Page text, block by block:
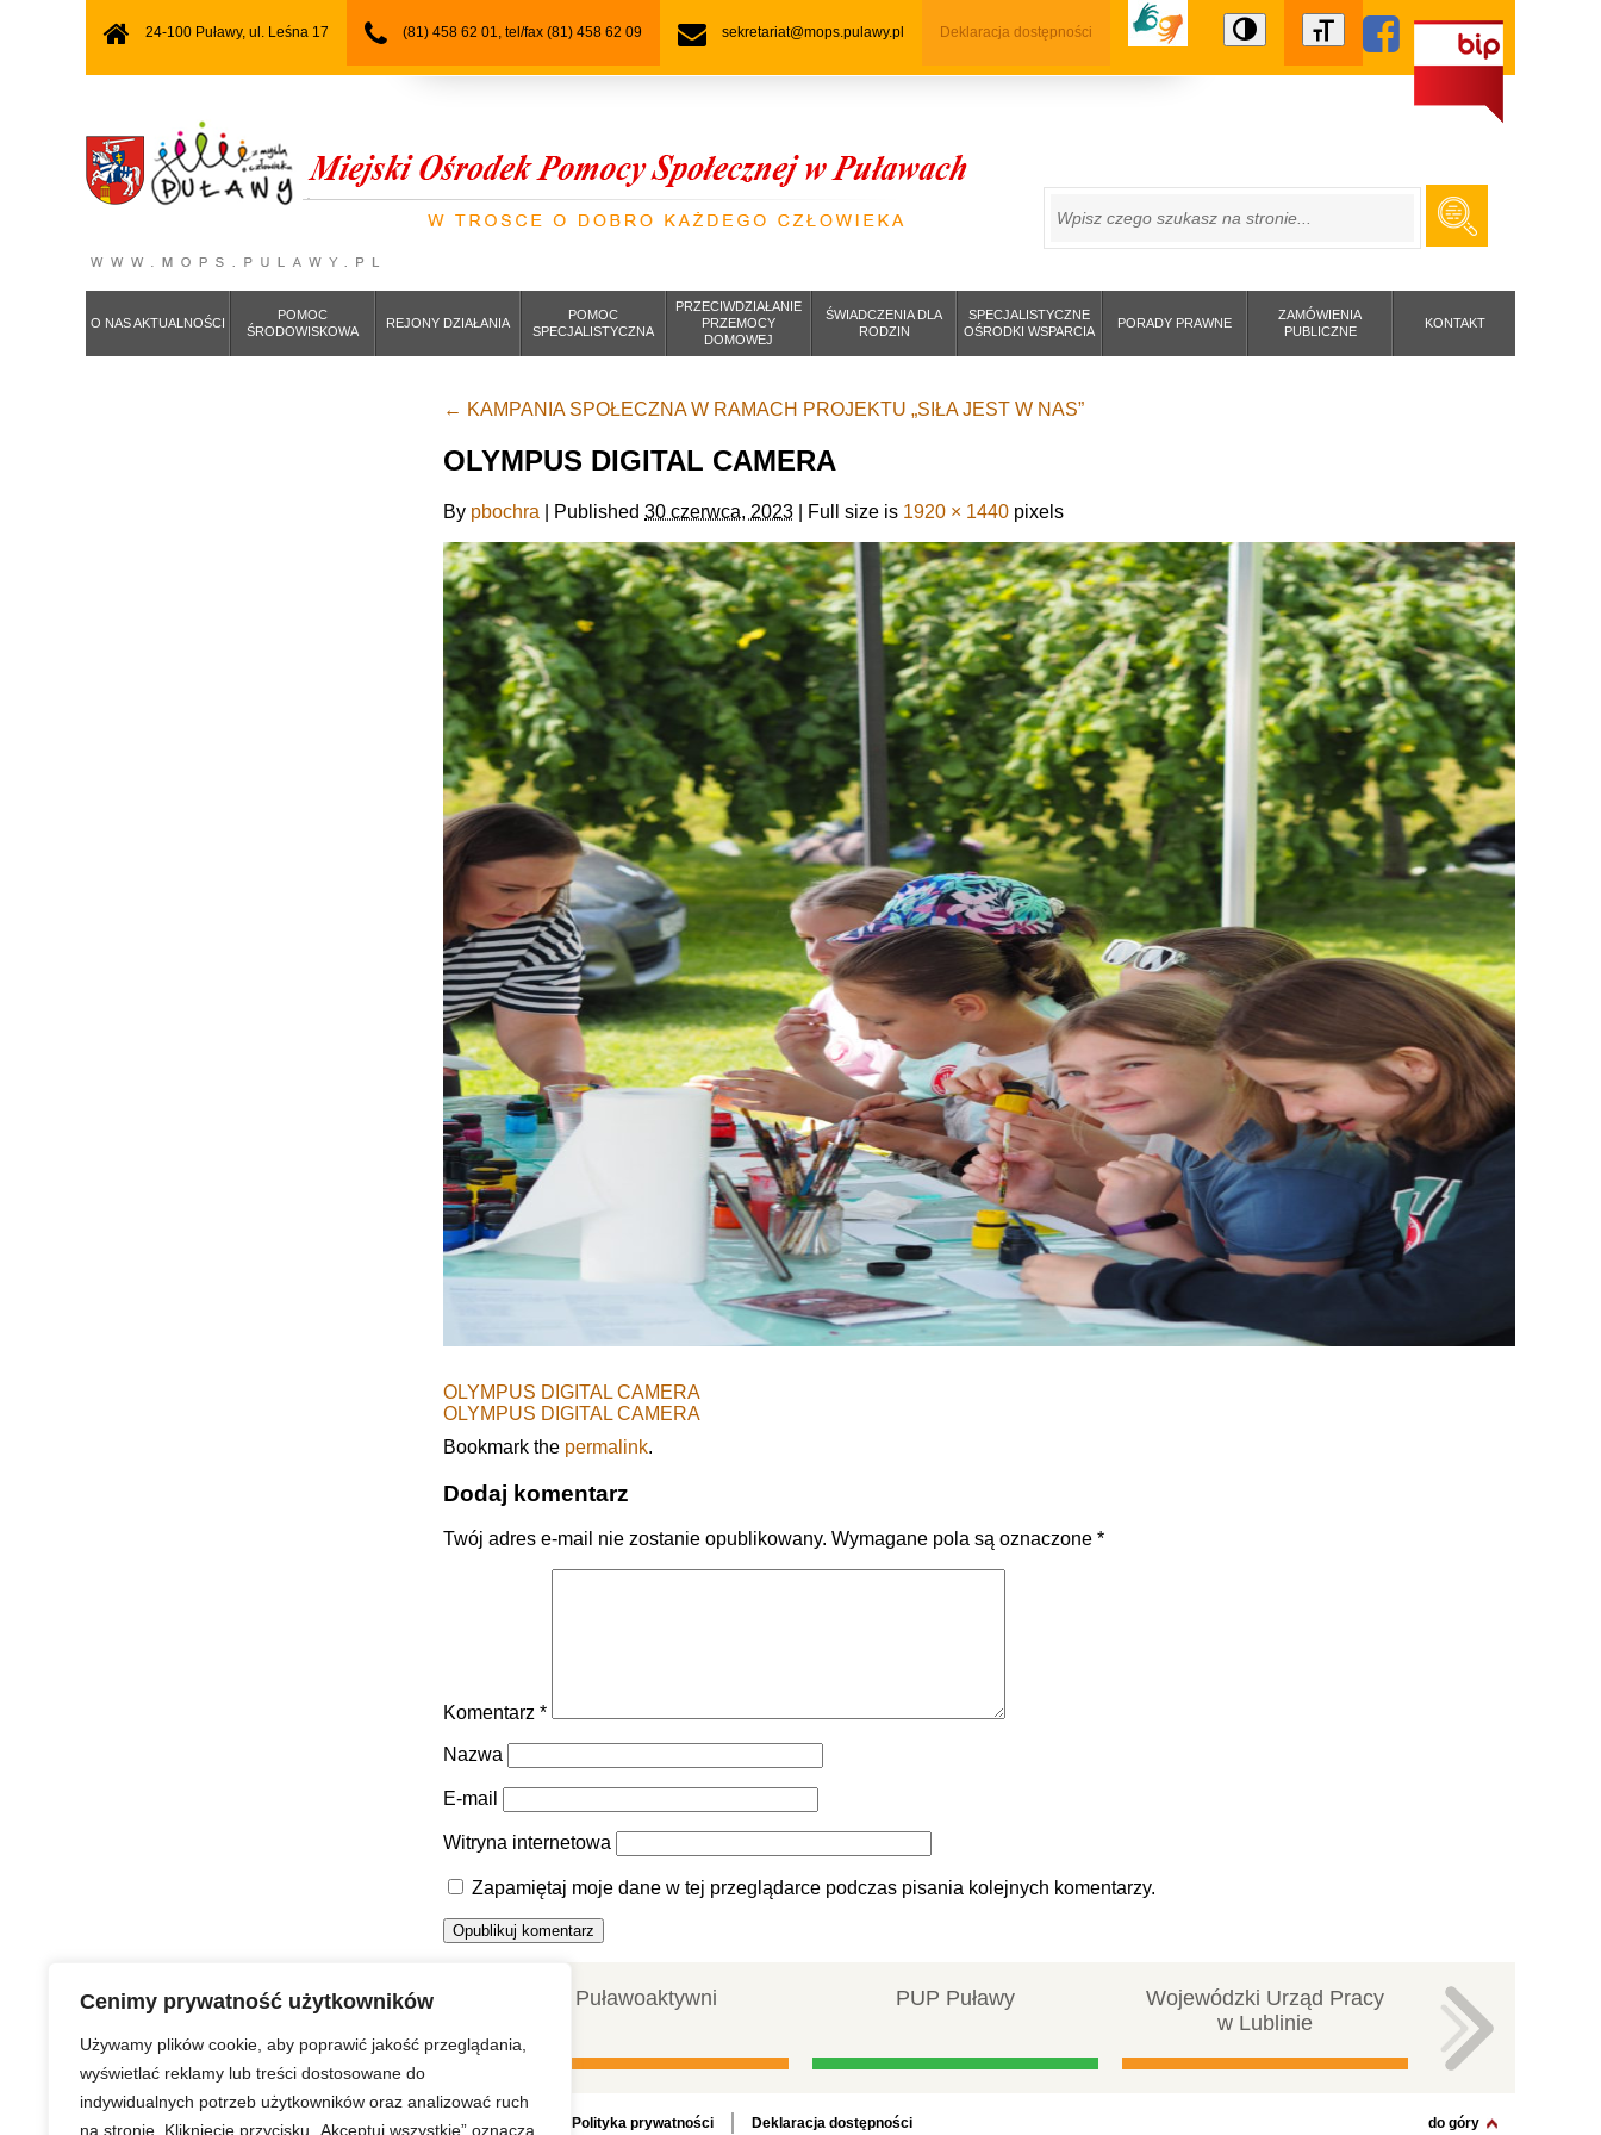
Cenimy prywatność użytkowników
Używamy plików cookie, aby poprawić jakość przeglądania,
wyświetlać reklamy lub treści dostosowane do
indywidualnych potrzeb użytkowników oraz analizować ruch
na stronie. Kliknięcie przycisku „Akceptuj wszystkie” oznacza
24-100 Puławy, ul. Leśna 17 (81) 458 62 01, tel/fax (81) 458 62 09 sekretariat@mops.pulawy.pl Deklaracja dostępności
SZUKAJ
O NAS AKTUALNOŚCI
POMOC
ŚRODOWISKOWA
REJONY DZIAŁANIA
POMOC
SPECJALISTYCZNA
PRZECIWDZIAŁANIE
PRZEMOCY
DOMOWEJ
ŚWIADCZENIA DLA
RODZIN
SPECJALISTYCZNE
OŚRODKI WSPARCIA
PORADY PRAWNE
ZAMÓWIENIA
PUBLICZNE
KONTAKT
← KAMPANIA SPOŁECZNA W RAMACH PROJEKTU „SIŁA JEST W NAS”
OLYMPUS DIGITAL CAMERA
By pbochra Published 30 czerwca, 2023 Full size is 1920 × 1440 pixels
OLYMPUS DIGITAL CAMERA
OLYMPUS DIGITAL CAMERA
Bookmark the permalink.
Dodaj komentarz
Twój adres e-mail nie zostanie opublikowany. Wymagane pola są oznaczone *
Komentarz *
Nazwa
E-mail
Witryna internetowa
Zapamiętaj moje dane w tej przeglądarce podczas pisania kolejnych komentarzy.
Urząd Miasta Puławy Puławoaktywni PUP Puławy
Wojewódzki Urząd Pracy
w Lublinie
Strona główna Prawa autorskie Redakcja serwisu Polityka prywatności Deklaracja dostępności do góry